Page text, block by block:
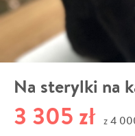
Na sterylki na
3 305 zł z 4